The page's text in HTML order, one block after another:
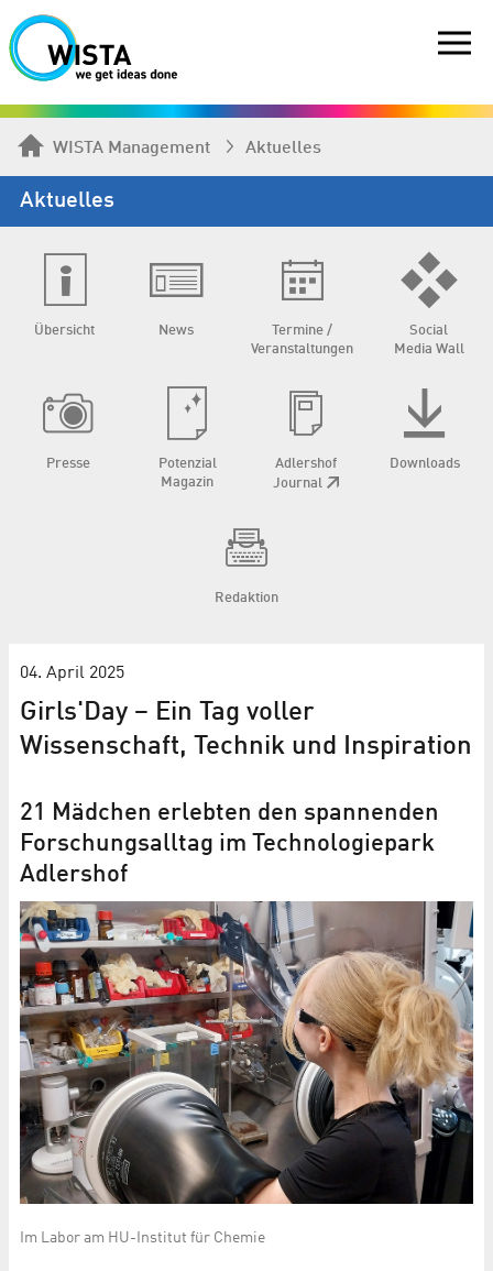
WISTA Management Aktuelles
Aktuelles
Übersicht News
Termine /
Veranstaltungen
Social
Media Wall
Presse
Potenzial
Magazin
Adlershof
Journal
Downloads
Redaktion
04. April 2025
Girls'Day – Ein Tag voller
Wissenschaft, Technik und Inspiration
21 Mädchen erlebten den spannenden
Forschungsalltag im Technologiepark
Adlershof
Im Labor am HU-Institut für Chemie